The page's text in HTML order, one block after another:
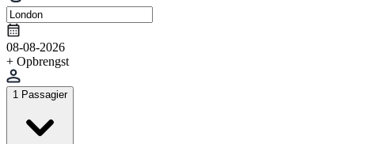
08-08-2026
+ Opbrengst
1 Passagier